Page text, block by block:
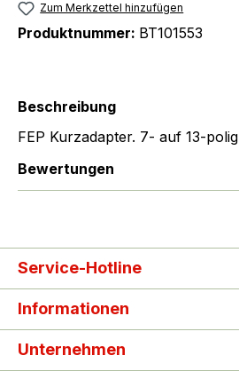
Zum Merkzettel hinzufügen
Produktnummer: BT101553
Beschreibung
FEP Kurzadapter. 7- auf 13-polig
Bewertungen
Service-Hotline
Informationen
Unternehmen